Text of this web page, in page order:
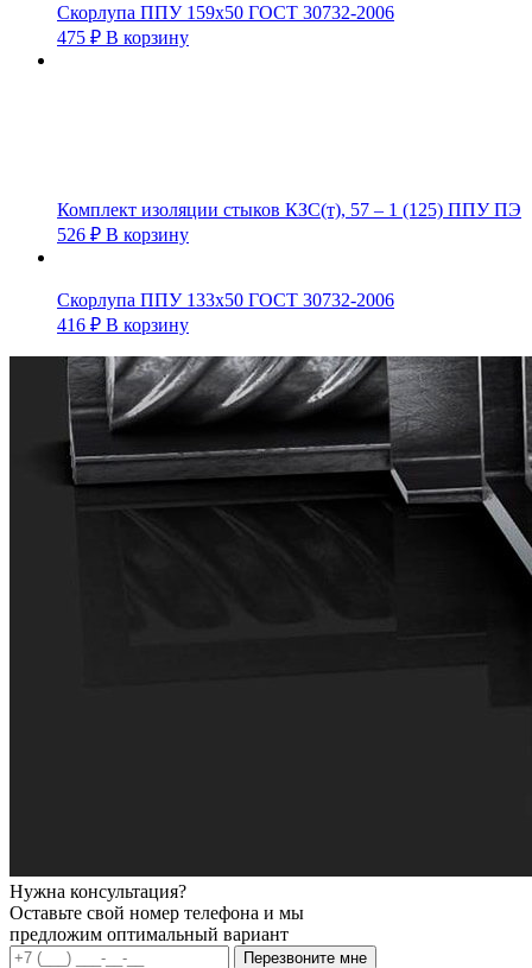
Скорлупа ППУ 159х50 ГОСТ 30732-2006
475 ₽ В корзину
Комплект изоляции стыков КЗС(т), 57 – 1 (125) ППУ ПЭ
526 ₽ В корзину
Скорлупа ППУ 133х50 ГОСТ 30732-2006
416 ₽ В корзину
Нужна консультация?
Оставьте свой номер телефона и мы
предложим оптимальный вариант
Перезвоните мне